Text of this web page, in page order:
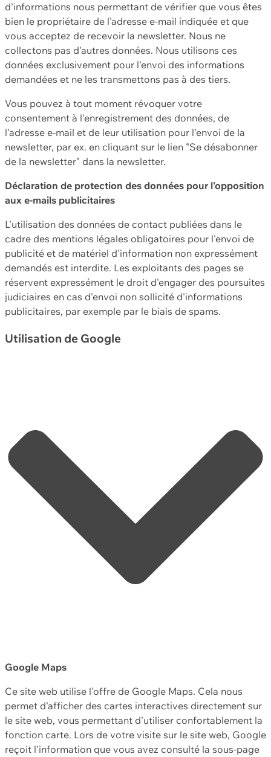
d'informations nous permettant de vérifier que vous êtes
bien le propriétaire de l'adresse e-mail indiquée et que
vous acceptez de recevoir la newsletter. Nous ne
collectons pas d'autres données. Nous utilisons ces
données exclusivement pour l'envoi des informations
demandées et ne les transmettons pas à des tiers.
Vous pouvez à tout moment révoquer votre
consentement à l'enregistrement des données, de
l'adresse e-mail et de leur utilisation pour l'envoi de la
newsletter, par ex. en cliquant sur le lien "Se désabonner
de la newsletter" dans la newsletter.
Déclaration de protection des données pour l'opposition
aux e-mails publicitaires
L'utilisation des données de contact publiées dans le
cadre des mentions légales obligatoires pour l'envoi de
publicité et de matériel d'information non expressément
demandés est interdite. Les exploitants des pages se
réservent expressément le droit d'engager des poursuites
judiciaires en cas d'envoi non sollicité d'informations
publicitaires, par exemple par le biais de spams.
Utilisation de Google
Google Maps
Ce site web utilise l'offre de Google Maps. Cela nous
permet d'afficher des cartes interactives directement sur
le site web, vous permettant d'utiliser confortablement la
fonction carte. Lors de votre visite sur le site web, Google
reçoit l'information que vous avez consulté la sous-page